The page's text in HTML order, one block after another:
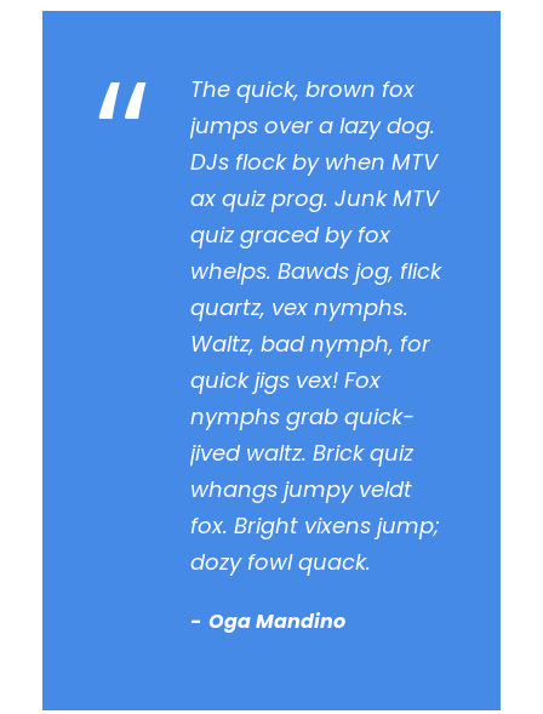
“
The quick, brown fox
jumps over a lazy dog.
DJs flock by when MTV
ax quiz prog. Junk MTV
quiz graced by fox
whelps. Bawds jog, flick
quartz, vex nymphs.
Waltz, bad nymph, for
quick jigs vex! Fox
nymphs grab quick-
jived waltz. Brick quiz
whangs jumpy veldt
fox. Bright vixens jump;
dozy fowl quack.
Oga Mandino